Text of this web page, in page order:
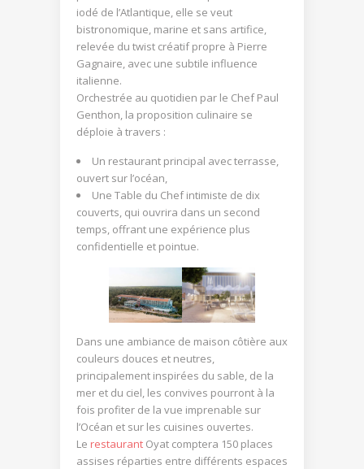
iodé de l’Atlantique, elle se veut
bistronomique, marine et sans artifice,
relevée du twist créatif propre à Pierre
Gagnaire, avec une subtile influence
italienne.
Orchestrée au quotidien par le Chef Paul
Genthon, la proposition culinaire se
déploie à travers :
Un restaurant principal avec terrasse,
ouvert sur l’océan,
Une Table du Chef intimiste de dix
couverts, qui ouvrira dans un second
temps, offrant une expérience plus
confidentielle et pointue.
Dans une ambiance de maison côtière aux
couleurs douces et neutres,
principalement inspirées du sable, de la
mer et du ciel, les convives pourront à la
fois profiter de la vue imprenable sur
l’Océan et sur les cuisines ouvertes.
Le restaurant Oyat comptera 150 places
assises réparties entre différents espaces